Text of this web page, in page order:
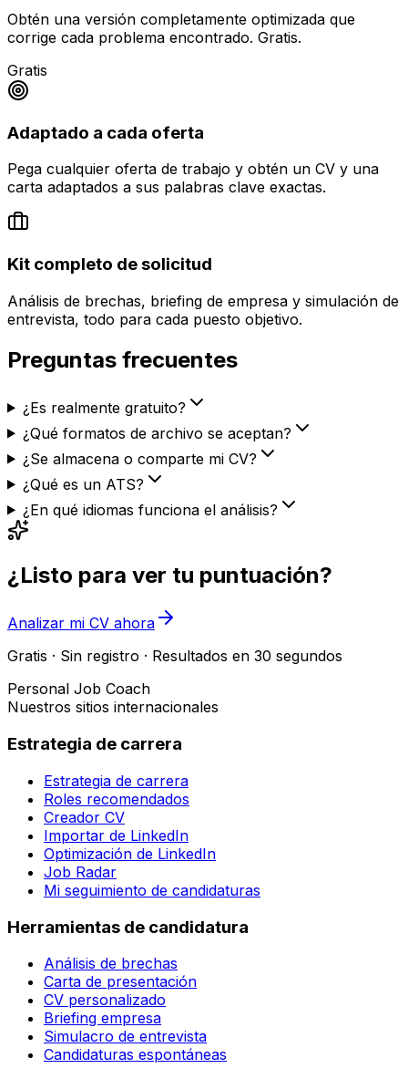
Obtén una versión completamente optimizada que
corrige cada problema encontrado. Gratis.
Gratis
Adaptado a cada oferta
Pega cualquier oferta de trabajo y obtén un CV y una
carta adaptados a sus palabras clave exactas.
Kit completo de solicitud
Análisis de brechas, briefing de empresa y simulación de
entrevista, todo para cada puesto objetivo.
Preguntas frecuentes
¿Es realmente gratuito?
¿Qué formatos de archivo se aceptan?
¿Se almacena o comparte mi CV?
¿Qué es un ATS?
¿En qué idiomas funciona el análisis?
¿Listo para ver tu puntuación?
Analizar mi CV ahora
Gratis · Sin registro · Resultados en 30 segundos
Personal Job Coach
Nuestros sitios internacionales
Estrategia de carrera
Estrategia de carrera
Roles recomendados
Creador CV
Importar de LinkedIn
Optimización de LinkedIn
Job Radar
Mi seguimiento de candidaturas
Herramientas de candidatura
Análisis de brechas
Carta de presentación
CV personalizado
Briefing empresa
Simulacro de entrevista
Candidaturas espontáneas